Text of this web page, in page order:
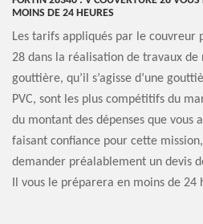
MOINS DE 24 HEURES
Les tarifs appliqués par le couvreur
28 dans la réalisation de travaux
gouttière, qu’il s’agisse d’une
PVC, sont les plus compétitifs du
du montant des dépenses que vous
faisant confiance pour cette
demander préalablement un devis
Il vous le préparera en moins de 24